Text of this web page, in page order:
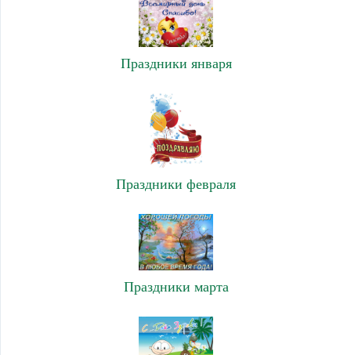
Праздники января
Праздники февраля
Праздники марта